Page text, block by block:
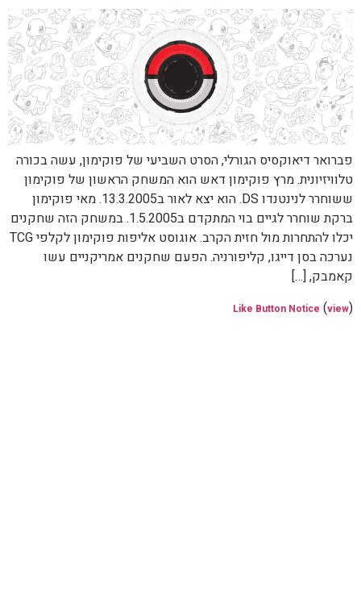
פברואר דיאוקסיס הגורלי, הסרט השביעי של פוקימון, עשה בכורה
טלוויזיונית. מרץ פוקימון דאש הוא המשחק הראשון של פוקימון
ששוחרר לנינטנדו DS. הוא יצא לאור ב13.3.2005. מאי פוקימון
ברקת שוחרר לגיים בוי המתקדם ב1.5.2005. במשחק הזה שחקנים
יכלו להתחרות מול חזית הקרב. אוגוסט אליפות פוקימון לקלפי TCG
נערכה בסן דייגו, קליפורניה. הפעם שחקנים אמריקניים עשו
קאמבק, […]
Like Button Notice (view)